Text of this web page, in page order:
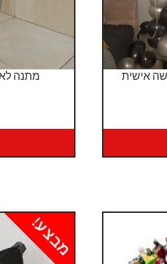
אישית מתנה
מבצע!